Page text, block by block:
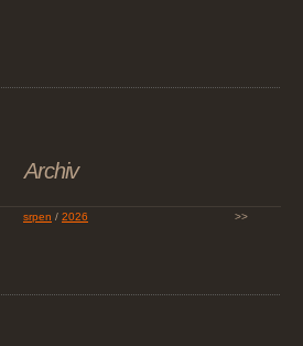
Archiv
srpen / 2026 >>